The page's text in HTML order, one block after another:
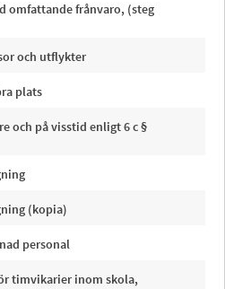
omfattande frånvaro, (steg
och utflykter
plats
och på visstid enligt 6 c §
(kopia)
personal
timvikarier inom skola,